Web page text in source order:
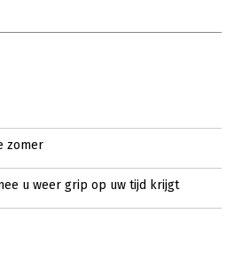
zomer
u weer grip op uw tijd krijgt